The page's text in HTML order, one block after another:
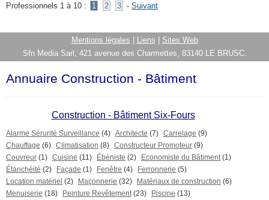
Professionnels 1 à 10 : 1 2 3 - Suivant
Mentions légales Liens
Sites Web
Sfn Media Sarl, 421 avenue des Charmettes, 83140 LE BRUSC.
Annuaire Construction - Bâtiment
Construction - Bâtiment Six-Fours
Alarme Sérurité Surveillance (4) Architecte (7) Carrelage (9)
Chauffage (6) Climatisation (8) Constructeur Promoteur (9)
Couvreur (1) Cuisine (11) Ébéniste (2) Economiste du Bâtiment (1)
Étanchéité (2) Façade (1) Fenêtre (4) Ferronnerie (5)
Location matériel (2) Maçonnerie (32) Matériaux de construction (6)
Menuiserie (18) Peinture Revêtement (23) Piscine (13)